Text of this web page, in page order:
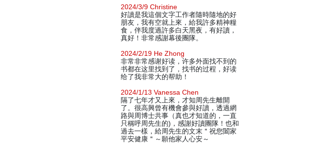
2024/3/9 Christine
好讀是我這個文字工作者隨時隨地的好
朋友，我有空就上來，給我許多精神糧
食，伴我度過許多白天黑夜，有好讀，
真好！非常感謝幕後團隊。
2024/2/19 He Zhong
非常非常感谢好读，许多外面找不到的
书都在这里找到了，找书的过程，好读
给了我非常大的帮助！
2024/1/13 Vanessa Chen
隔了七年才又上來，才知周先生離開
了。很高興曾有機會參與好讀，透過網
路與周博士共事（真也才知道的，一直
只稱呼周先生的)，感謝好讀團隊！也和
過去一樣，給周先生的文末＂祝您闔家
平安健康＂～願他家人心安～